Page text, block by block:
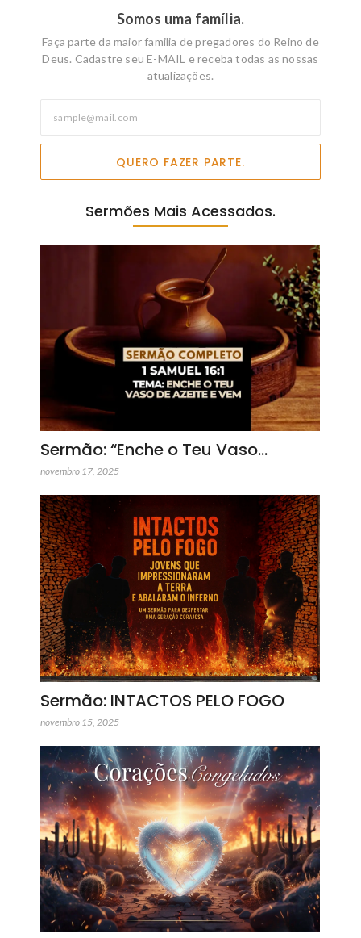
Somos uma família.
Faça parte da maior familia de pregadores do Reino de
Deus. Cadastre seu E-MAIL e receba todas as nossas
atualizações.
QUERO FAZER PARTE.
Sermões Mais Acessados.
Sermão: “Enche o Teu Vaso…
novembro 17, 2025
Sermão: INTACTOS PELO FOGO
novembro 15, 2025